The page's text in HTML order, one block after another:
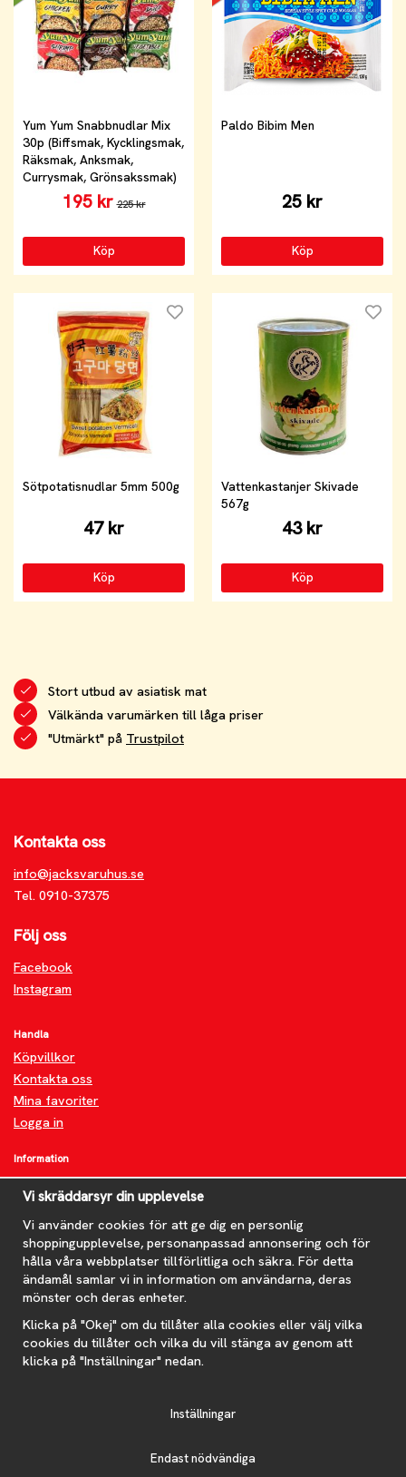
Yum Yum Snabbnudlar Mix
30p (Biffsmak, Kycklingsmak,
Räksmak, Anksmak,
Currysmak, Grönsakssmak)
195 kr 225 kr
Köp
Paldo Bibim Men
25 kr
Köp
Sötpotatisnudlar 5mm 500g
47 kr
Köp
Vattenkastanjer Skivade
567g
43 kr
Köp
Stort utbud av asiatisk mat
Välkända varumärken till låga priser
"Utmärkt" på Trustpilot
Kontakta oss
info@jacksvaruhus.se
Tel. 0910-37375
Följ oss
Facebook
Instagram
Handla
Köpvillkor
Kontakta oss
Mina favoriter
Logga in
Information
Om oss
FAQ
Nyheter
Nyhetsbrev
Om cookies
Prenumerera på nyhetsbrevet för våra bästa erbjudanden och
nyheter!
E-
postadress
Vi skräddarsyr din upplevelse
Vi använder cookies för att ge dig en personlig
shoppingupplevelse, personanpassad annonsering och för
hålla våra webbplatser tillförlitliga och säkra. För detta
ändamål samlar vi in information om användarna, deras
mönster och deras enheter.
Klicka på "Okej" om du tillåter alla cookies eller välj vilka
cookies du tillåter och vilka du vill stänga av genom att
klicka på "Inställningar" nedan.
Inställningar
Endast nödvändiga